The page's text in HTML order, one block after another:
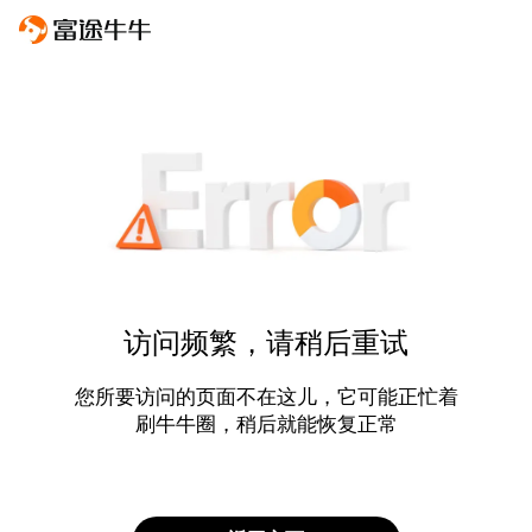
访问频繁，请稍后重试
您所要访问的页面不在这儿，它可能正忙着
刷牛牛圈，稍后就能恢复正常